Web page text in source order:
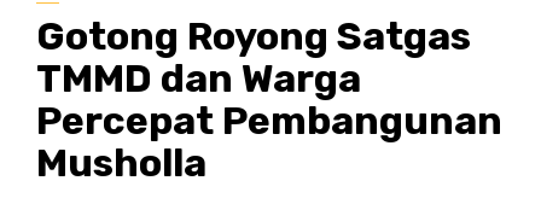
Gotong Royong Satgas
TMMD dan Warga
Percepat Pembangunan
Musholla